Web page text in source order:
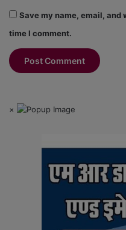
Save my name, email, and
time I comment.
×